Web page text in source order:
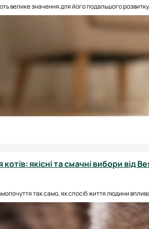
велике значення для його подальшого
якісні та смачні вибори
так само, як спосіб життя людини